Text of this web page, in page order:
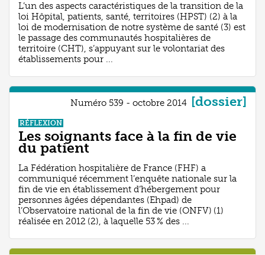
L’un des aspects caractéristiques de la transition de la
loi Hôpital, patients, santé, territoires (HPST) (2) à la
loi de modernisation de notre système de santé (3) est
le passage des communautés hospitalières de
territoire (CHT), s’appuyant sur le volontariat des
établissements pour ...
Numéro 539 - octobre 2014 [dossier]
RÉFLEXION
Les soignants face à la fin de vie
du patient
La Fédération hospitalière de France (FHF) a
communiqué récemment l’enquête nationale sur la
fin de vie en établissement d’hébergement pour
personnes âgées dépendantes (Ehpad) de
l’Observatoire national de la fin de vie (ONFV) (1)
réalisée en 2012 (2), à laquelle 53 % des ...